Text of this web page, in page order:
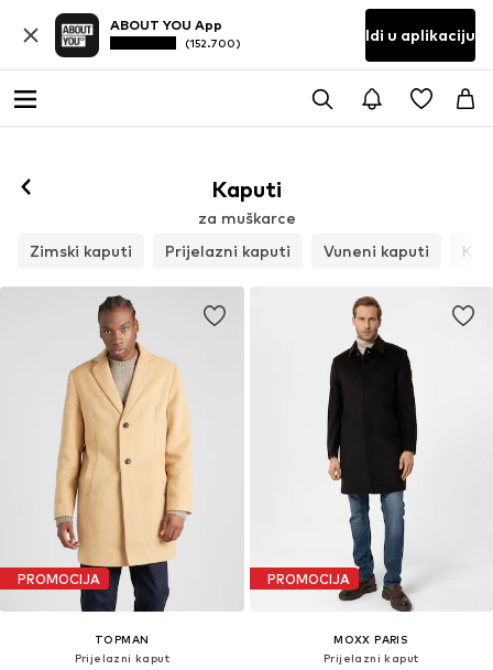
ABOUT YOU App
(152.700) Idi u aplikaciju
Kaputi
za muškarce
Zimski kaputi
Prijelazni kaputi Vuneni kaputi
PROMOCIJA
TOPMAN
Prijelazni kaput
PROMOCIJA
MOXX PARIS
Prijelazni kaput